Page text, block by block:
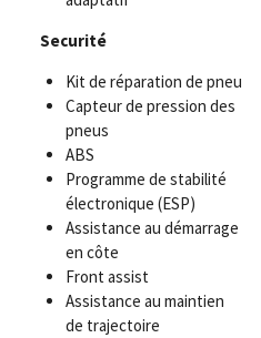
Securité
Kit de réparation de pneu
Capteur de pression des
pneus
ABS
Programme de stabilité
électronique (ESP)
Assistance au démarrage
en côte
Front assist
Assistance au maintien
de trajectoire